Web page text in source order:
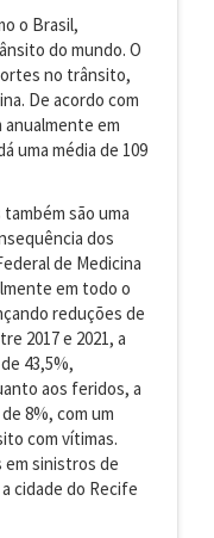
o Brasil,
do mundo. O
no trânsito,
De acordo com
anualmente em
uma média de 109
são uma
dos
de Medicina
em todo o
reduções de
2017 e 2021, a
43,5%,
aos feridos, a
8%, com um
com vítimas.
em sinistros de
cidade do Recife